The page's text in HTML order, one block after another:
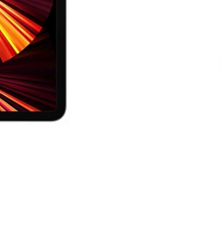
Poco
F Series
M Series
X Series